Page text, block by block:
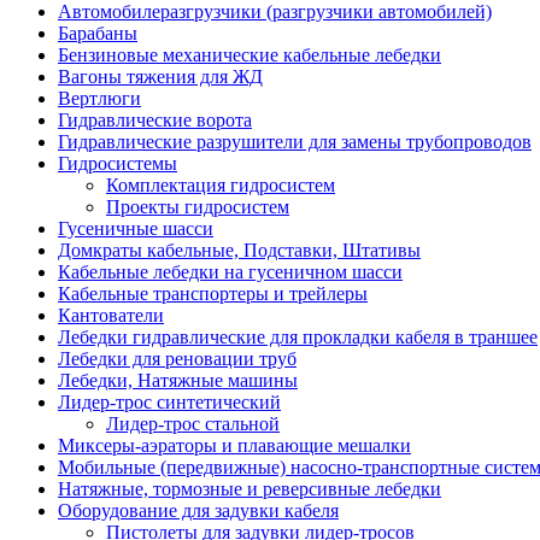
Автомобилеразгрузчики (разгрузчики автомобилей)
Барабаны
Бензиновые механические кабельные лебедки
Вагоны тяжения для ЖД
Вертлюги
Гидравлические ворота
Гидравлические разрушители для замены трубопроводов
Гидросистемы
Комплектация гидросистем
Проекты гидросистем
Гусеничные шасси
Домкраты кабельные, Подставки, Штативы
Кабельные лебедки на гусеничном шасси
Кабельные транспортеры и трейлеры
Кантователи
Лебедки гидравлические для прокладки кабеля в траншее
Лебедки для реновации труб
Лебедки, Натяжные машины
Лидер-трос синтетический
Лидер-трос стальной
Миксеры-аэраторы и плавающие мешалки
Мобильные (передвижные) насосно-транспортные
Натяжные, тормозные и реверсивные лебедки
Оборудование для задувки кабеля
Пистолеты для задувки лидер-тросов